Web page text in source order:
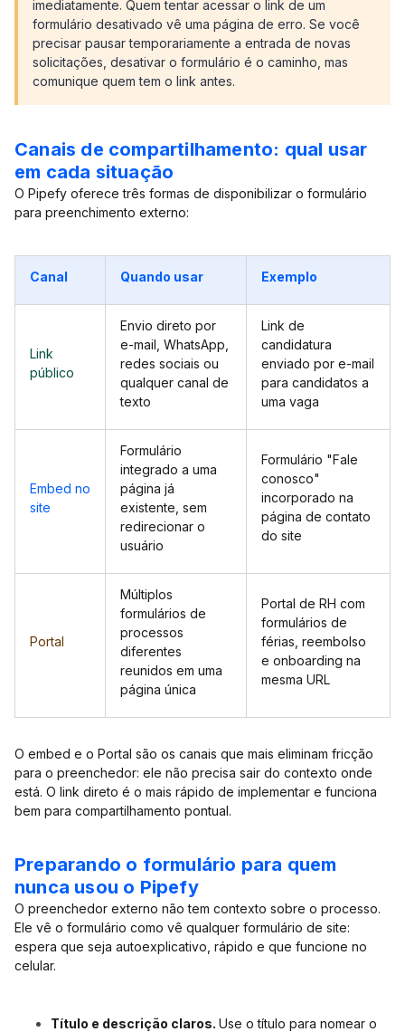
imediatamente. Quem tentar acessar o link de um
formulário desativado vê uma página de erro. Se você
precisar pausar temporariamente a entrada de novas
solicitações, desativar o formulário é o caminho, mas
comunique quem tem o link antes.
Canais de compartilhamento: qual usar
em cada situação
O Pipefy oferece três formas de disponibilizar o formulário
para preenchimento externo:
Canal Quando usar Exemplo
Link
público
Envio direto por
e-mail, WhatsApp,
redes sociais ou
qualquer canal de
texto
Link de
candidatura
enviado por e-mail
para candidatos a
uma vaga
Embed no
site
Formulário
integrado a uma
página já
existente, sem
redirecionar o
usuário
Formulário "Fale
conosco"
incorporado na
página de contato
do site
Portal
Múltiplos
formulários de
processos
diferentes
reunidos em uma
página única
Portal de RH com
formulários de
férias, reembolso
e onboarding na
mesma URL
O embed e o Portal são os canais que mais eliminam fricção
para o preenchedor: ele não precisa sair do contexto onde
está. O link direto é o mais rápido de implementar e funciona
bem para compartilhamento pontual.
Preparando o formulário para quem
nunca usou o Pipefy
O preenchedor externo não tem contexto sobre o processo.
Ele vê o formulário como vê qualquer formulário de site:
espera que seja autoexplicativo, rápido e que funcione no
celular.
Título e descrição claros. Use o título para nomear o